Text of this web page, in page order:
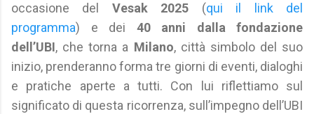
occasione del Vesak 2025 (qui il link del
programma) e dei 40 anni dalla fondazione
dell’UBI, che torna a Milano, città simbolo del suo
inizio, prenderanno forma tre giorni di eventi, dialoghi
e pratiche aperte a tutti. Con lui riflettiamo sul
significato di questa ricorrenza, sull’impegno dell’UBI